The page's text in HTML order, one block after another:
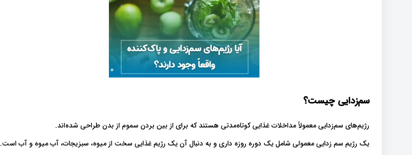
سم‌زدایی چیست؟
رژیم‌های سم‌زدایی معمولاً مداخلات غذایی کوتاه‌مدتی هستند که برای از بین بردن سموم از بدن طراحی شده‌اند.
یک رژیم سم زدایی معمولی شامل یک دوره روزه داری و به دنبال آن یک رژیم غذایی سخت از میوه، سبزیجات، آب میوه و آب است.